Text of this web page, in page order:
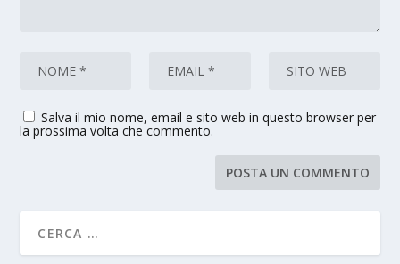
Salva il mio nome, email e sito web in questo browser per
la prossima volta che commento.